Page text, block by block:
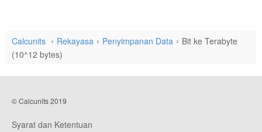
Calcunits Rekayasa Penyimpanan Data
Bit ke Terabyte
(10^12 bytes)
© Calcunits 2019
Syarat dan Ketentuan